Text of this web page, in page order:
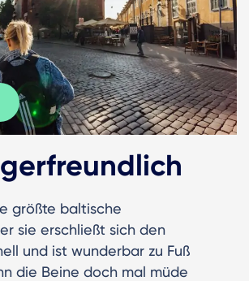
größte baltische
sie erschließt sich den
und ist wunderbar zu Fuß
die Beine doch mal müde